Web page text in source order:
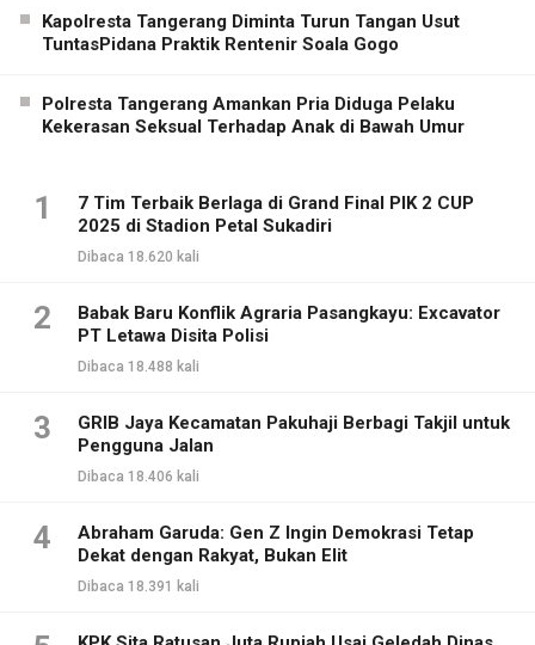
Kapolresta Tangerang Diminta Turun Tangan Usut
TuntasPidana Praktik Rentenir Soala Gogo
Polresta Tangerang Amankan Pria Diduga Pelaku
Kekerasan Seksual Terhadap Anak di Bawah Umur
1
7 Tim Terbaik Berlaga di Grand Final PIK 2 CUP
2025 di Stadion Petal Sukadiri
Dibaca 18.620 kali
2
Babak Baru Konflik Agraria Pasangkayu: Excavator
PT Letawa Disita Polisi
Dibaca 18.488 kali
3
GRIB Jaya Kecamatan Pakuhaji Berbagi Takjil untuk
Pengguna Jalan
Dibaca 18.406 kali
4
Abraham Garuda: Gen Z Ingin Demokrasi Tetap
Dekat dengan Rakyat, Bukan Elit
Dibaca 18.391 kali